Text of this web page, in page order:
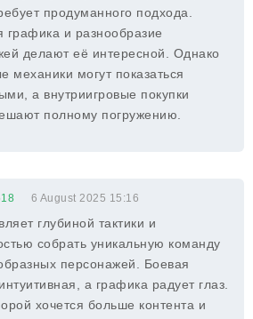
продуманного подхода.
графика и разнообразие
делают её интересной. Однако
механики могут показаться
а внутриигровые покупки
полному погружению.
6 August 2025 15:16
глубиной тактики и
собрать уникальную команду
персонажей. Боевая
а графика радует глаз.
хочется больше контента и